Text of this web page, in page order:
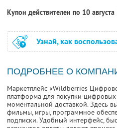
Купон действителен по 10
Узнай, как
ПОДРОБНЕЕ О
Маркетплейс «Wildberries
платформа для покупки
моментальной доставкой. Здесь
фильмы, игры, программное
подписки. Удобный интерфейс,